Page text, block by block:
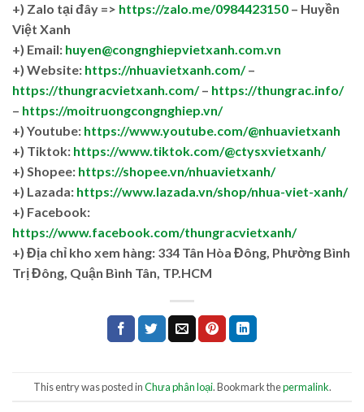
+) Zalo tại đây => https://zalo.me/0984423150 – Huyền
Việt Xanh
+) Email: huyen@congnghiepvietxanh.com.vn
+) Website: https://nhuavietxanh.com/–
https://thungracvietxanh.com/– https://thungrac.info/
– https://moitruongcongnghiep.vn/
+) Youtube: https://www.youtube.com/@nhuavietxanh
+) Tiktok: https://www.tiktok.com/@ctysxvietxanh/
+) Shopee: https://shopee.vn/nhuavietxanh/
+) Lazada: https://www.lazada.vn/shop/nhua-viet-xanh/
+) Facebook:
https://www.facebook.com/thungracvietxanh/
+) Địa chỉ kho xem hàng: 334 Tân Hòa Đông, Phường Bình
Trị Đông, Quận Bình Tân, TP.HCM
This entry was posted inChưa phân loại. Bookmark thepermalink.